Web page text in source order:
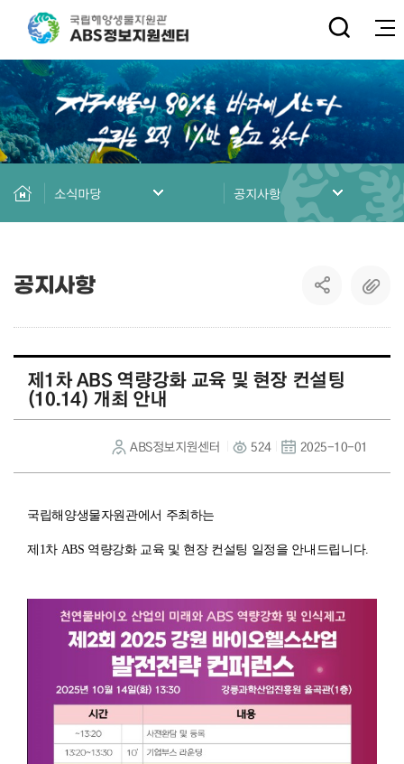
공지사항
소식마당 공지사항
제1차 ABS 역량강화 교육 및 현장 컨설팅
(10.14) 개최 안내
ABS정보지원센터 524 2025-10-01
국립해양생물자원관에서 주최하는
제1차 ABS 역량강화 교육 및 현장 컨설팅 일정을 안내드립니다.